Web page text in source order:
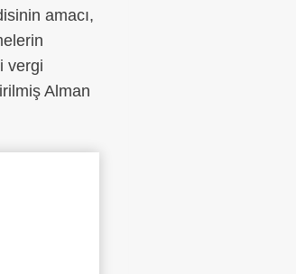
amacı,
vergi
Alman